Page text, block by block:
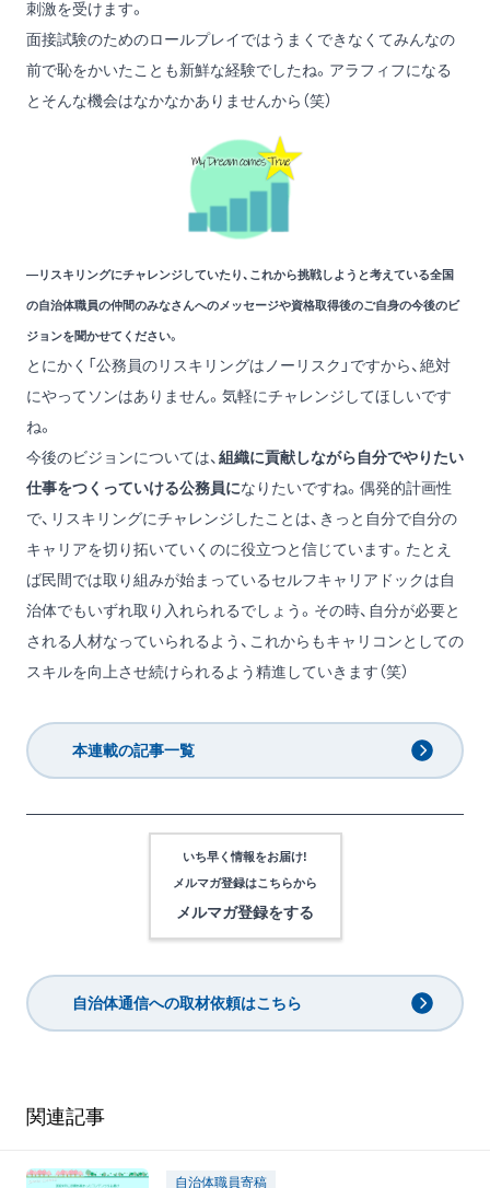
刺激を受けます。
面接試験のためのロールプレイではうまくできなくてみんなの
前で恥をかいたことも新鮮な経験でしたね。アラフィフになる
とそんな機会はなかなかありませんから（笑）
―リスキリングにチャレンジしていたり、これから挑戦しようと考えている全国
の自治体職員の仲間のみなさんへのメッセージや資格取得後のご自身の今後のビ
ジョンを聞かせてください。
とにかく「公務員のリスキリングはノーリスク」ですから、絶対
にやってソンはありません。気軽にチャレンジしてほしいです
ね。
今後のビジョンについては、 組織に貢献しながら自分でやりたい
仕事をつくっていける公務員になりたいですね。偶発的計画性
で、リスキリングにチャレンジしたことは、きっと自分で自分の
キャリアを切り拓いていくのに役立つと信じています。たとえ
ば民間では取り組みが始まっているセルフキャリアドックは自
治体でもいずれ取り入れられるでしょう。その時、自分が必要と
される人材なっていられるよう、これからもキャリコンとしての
スキルを向上させ続けられるよう精進していきます（笑）
本連載の記事一覧
いち早く情報をお届け!
メルマガ登録はこちらから
メルマガ登録をする
自治体通信への取材依頼はこちら
関連記事
自治体職員寄稿